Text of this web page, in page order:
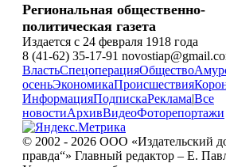
Региональная общественно-
политическая газета
Издается с 24 февраля 1918 года
8 (41-62) 35-17-91
ВластьСпецоперацияОбщество
осеньЭкономикаПроисшествия
ИнформацияПодпискаРеклама|Все
новостиАрхивВидеоФоторепортажи
© 2002 - 2026 ООО «Издательский
правда“» Главный редактор – Е.